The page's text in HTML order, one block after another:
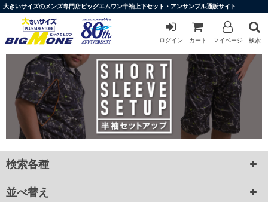
大きいサイズのメンズ専門店ビッグエムワン半袖上下セット・アンサンブル通販サイト
ログイン カート マイページ 検索
検索各種
並べ替え